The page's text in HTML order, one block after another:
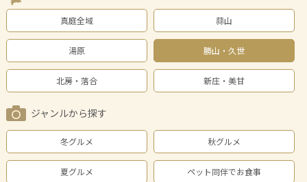
真庭全域 蒜山
湯原 勝山・久世
北房・落合 新庄・美甘
ジャンルから探す
冬グルメ 秋グルメ
夏グルメ ペット同伴でお食事